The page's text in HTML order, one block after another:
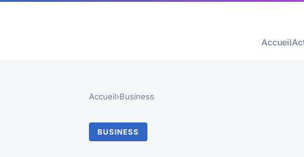
Accueil
Accueil›Business
BUSINESS